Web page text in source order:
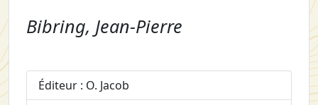
Bibring, Jean-Pierre
Éditeur : O. Jacob